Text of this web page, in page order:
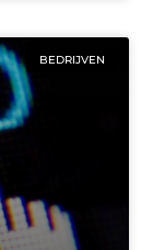
BEDRIJVEN